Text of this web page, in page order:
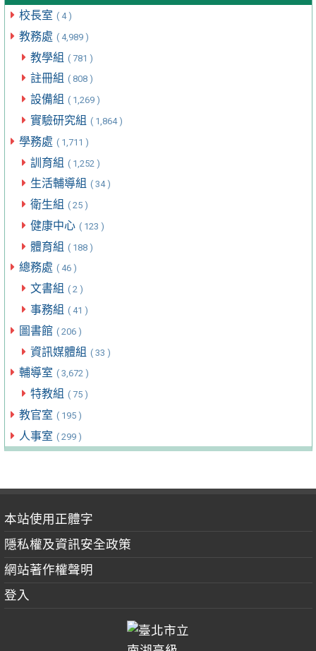
校長室 ( 4 )
教務處 ( 4,989 )
教學組 ( 781 )
註冊組 ( 808 )
設備組 ( 1,269 )
實驗研究組 ( 1,864 )
學務處 ( 1,711 )
訓育組 ( 1,252 )
生活輔導組 ( 34 )
衛生組 ( 25 )
健康中心 ( 123 )
體育組 ( 188 )
總務處 ( 46 )
文書組 ( 2 )
事務組 ( 41 )
圖書館 ( 206 )
資訊媒體組 ( 33 )
輔導室 ( 3,672 )
特教組 ( 75 )
教官室 ( 195 )
人事室 ( 299 )
本站使用正體字
隱私權及資訊安全政策
網站著作權聲明
登入